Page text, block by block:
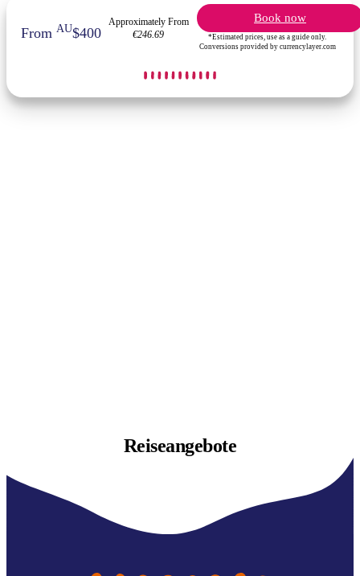
FromAU$400
Approximately From
€246.69
Book now
*Estimated prices, use as a guide only.
Conversions provided by currencylayer.com
Reiseangebote